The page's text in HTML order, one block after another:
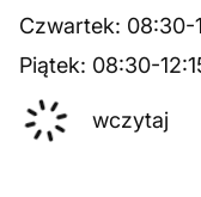
Czwartek: 08:30-
Piątek: 08:30-
wczytaj